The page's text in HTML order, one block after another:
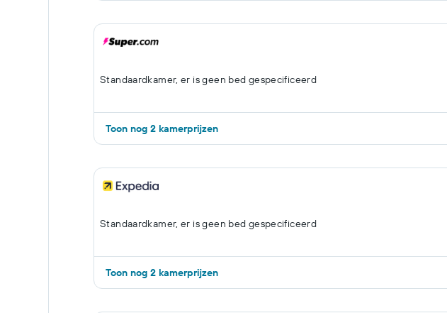
Standaardkamer, er is geen bed gespecificeerd
Toon nog 2 kamerprijzen
Standaardkamer, er is geen bed gespecificeerd
Toon nog 2 kamerprijzen